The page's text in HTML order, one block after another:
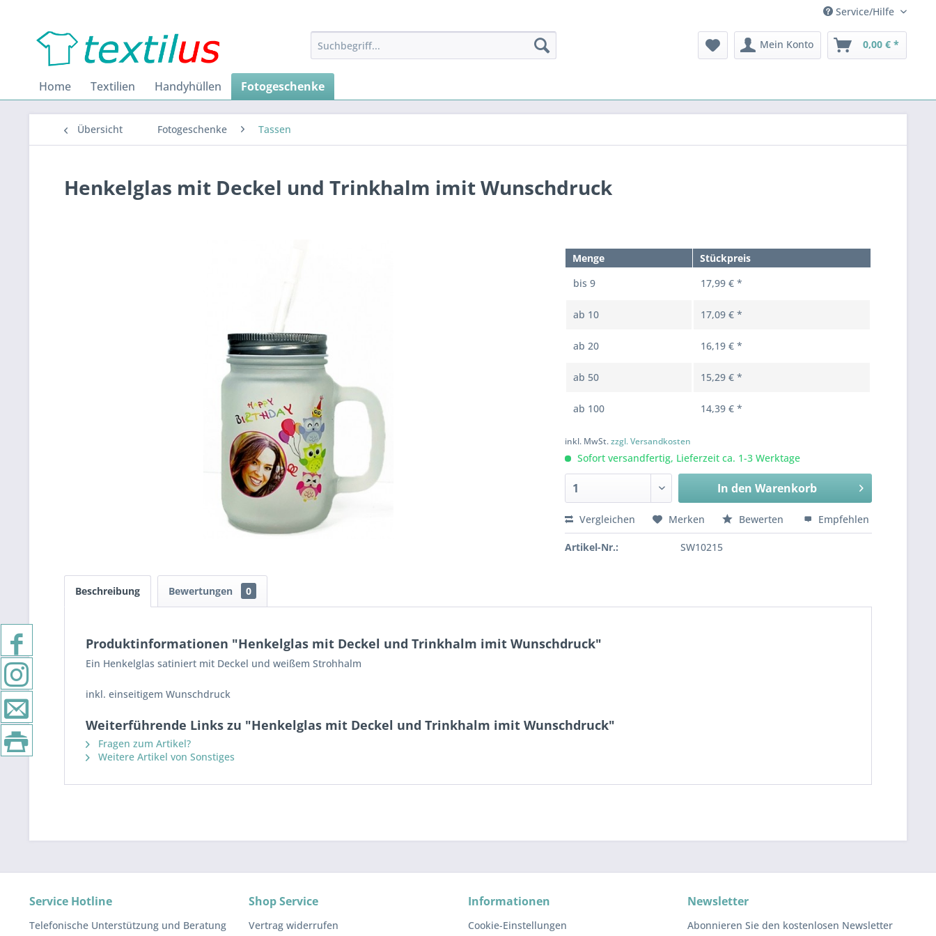
Service/Hilfe
Mein Konto 0,00 € *
Home Textilien Handyhüllen Fotogeschenke
Übersicht Fotogeschenke Tassen
Henkelglas mit Deckel und Trinkhalm imit Wunschdruck
Menge
Stückpreis
bis9 17,99 € *
ab 10 17,09 € *
ab20 16,19 € *
ab 50 15,29 € *
ab 100 14,39 € *
inkl. MwSt.zzgl. Versandkosten
Sofort versandfertig, Lieferzeit ca. 1-3 Werktage
In den Warenkorb
Vergleichen Merken Bewerten Empfehlen
Artikel-Nr.: SW10215
Beschreibung Bewertungen 0
Produktinformationen "Henkelglas mit Deckel und Trinkhalm imit Wunschdruck"
Ein Henkelglas satiniert mit Deckel und weißem Strohhalm
inkl. einseitigem Wunschdruck
Weiterführende Links zu "Henkelglas mit Deckel und Trinkhalm imit Wunschdruck"
Fragen zum Artikel?
Weitere Artikel von Sonstiges
Service Hotline
Telefonische Unterstützung und Beratung
Shop Service
Vertrag widerrufen
Informationen
Cookie-Einstellungen
Newsletter
Abonnieren Sie den kostenlosen Newsletter